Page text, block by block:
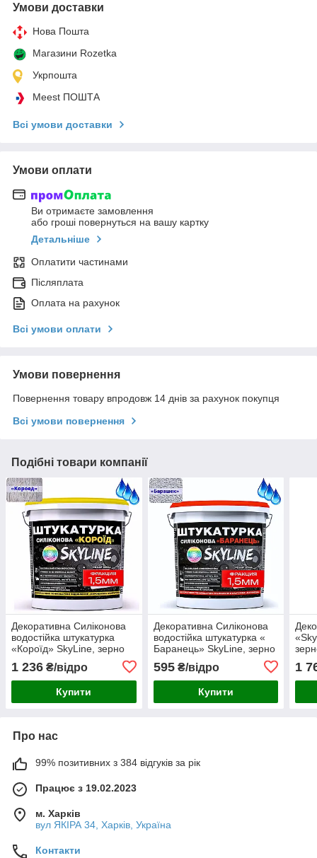
Умови доставки
Нова Пошта
Магазини Rozetka
Укрпошта
Meest ПОШТА
Всі умови доставки
Умови оплати
Ви отримаєте замовлення
або гроші повернуться на вашу картку
Детальніше
Оплатити частинами
Післяплата
Оплата на рахунок
Всі умови оплати
Умови повернення
Повернення товару впродовж 14 днів за рахунок покупця
Всі умови повернення
Подібні товари компанії
Декоративна Силіконова
водостійка штукатурка
«Короїд» SkyLine, зерно
1 236 ₴/відро
Купити
Декоративна Силіконова
водостійка штукатурка «
Баранець» SkyLine, зерно
595₴/відро
Купити
1
Про нас
99% позитивних з 384 відгуків за рік
Працює з 19.02.2023
м. Харків
вул ЯКІРА 34, Харків, Україна
Контакти